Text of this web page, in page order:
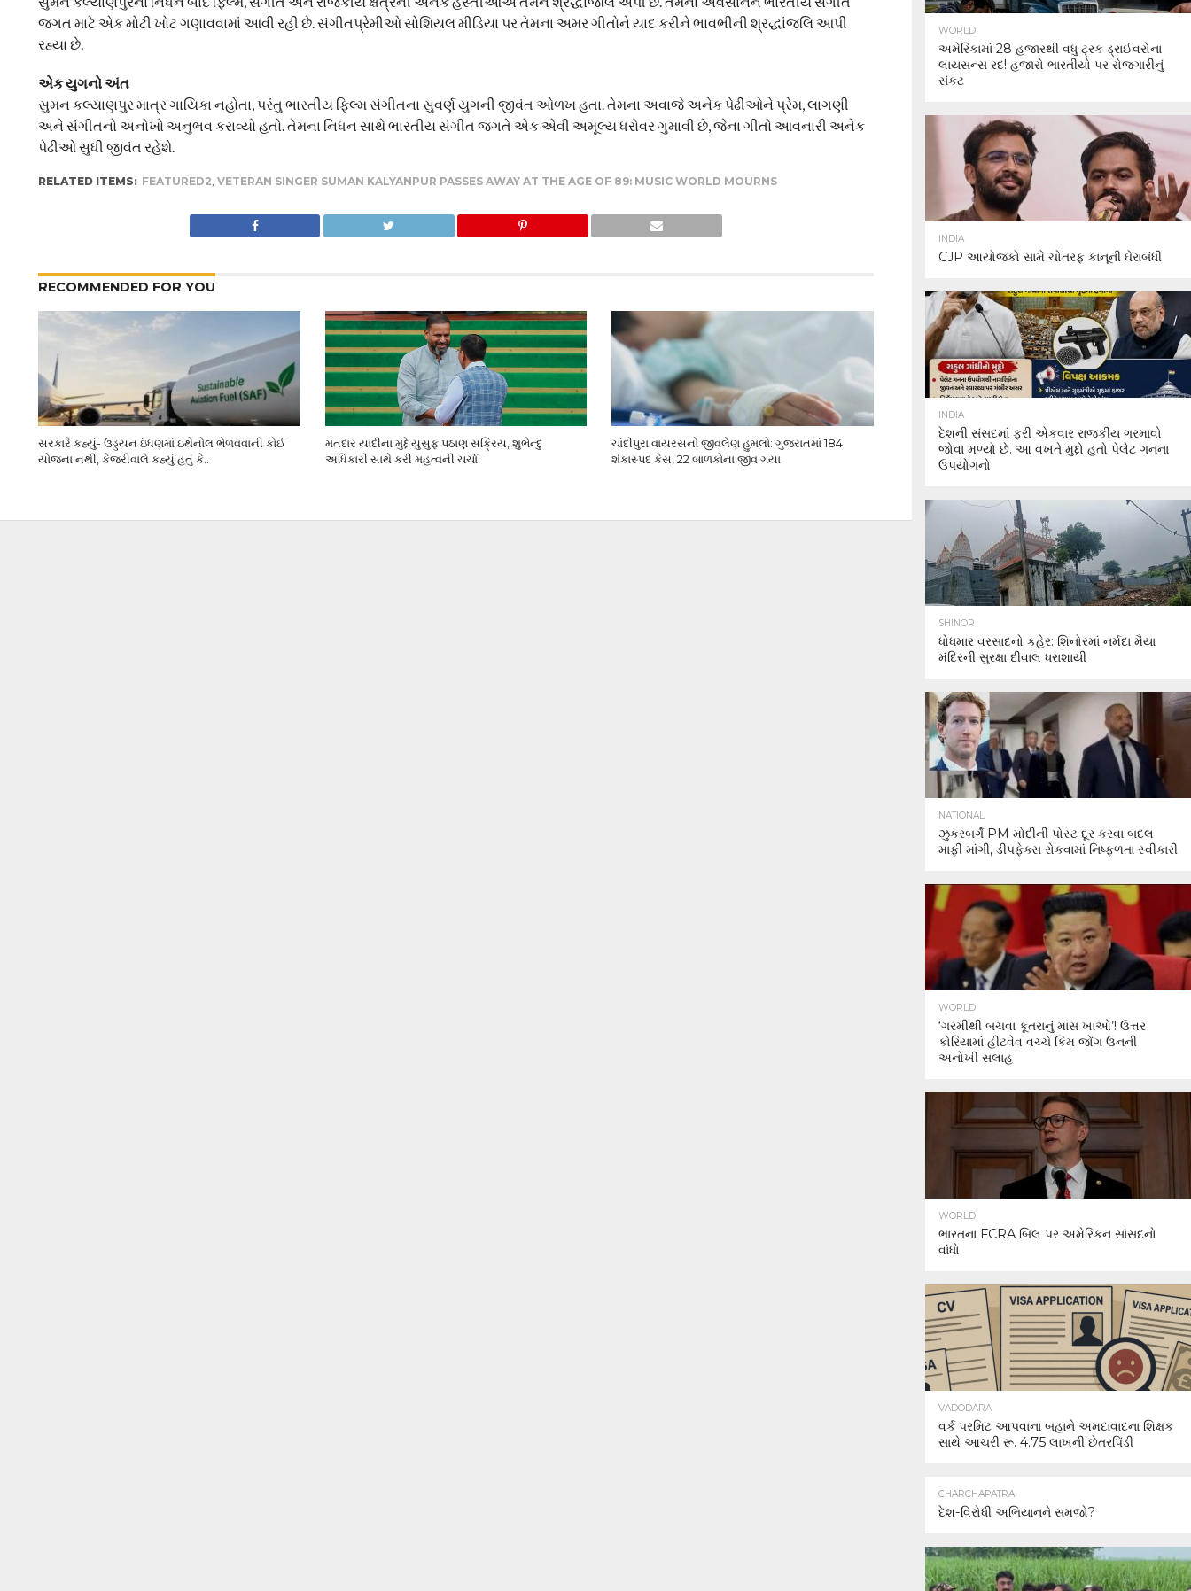
જગત માટે એક મોટી ખોટ ગણાવવામાં આવી રહી છે. સંગીતપ્રેમીઓ સોશિયલ મીડિયા પર તેમના અમર ગીતોને યાદ કરીને ભાવભીની શ્રદ્ધાંજલિ આપી
રહ્યા છે.
એક યુગનો અંત
સુમન કલ્યાણપુર માત્ર ગાયિકા નહોતા, પરંતુ ભારતીય ફિલ્મ સંગીતના સુવર્ણ યુગની જીવંત ઓળખ હતા. તેમના અવાજે અનેક પેઢીઓને પ્રેમ, લાગણી
અને સંગીતનો અનોખો અનુભવ કરાવ્યો હતો. તેમના નિધન સાથે ભારતીય સંગીત જગતે એક એવી અમૂલ્ય ધરોવર ગુમાવી છે, જેના ગીતો આવનારી અનેક
પેઢીઓ સુધી જીવંત રહેશે.
RELATED ITEMS: FEATURED2, VETERAN SINGER SUMAN KALYANPUR PASSES AWAY AT THE AGE OF 89: MUSIC WORLD MOURNS
RECOMMENDED FOR YOU
સરકારે કહ્યું- ઉડ્ડયન ઇંધણમાં ઇથેનોલ ભેળવવાની કોઈ
યોજના નથી, કેજરીવાલે કહ્યું હતું કે..
મતદાર યાદીના મુદ્દે યુસુફ પઠાણ સક્રિય, શુભેન્દુ
અધિકારી સાથે કરી મહત્વની ચર્ચા
ચાંદીપુરા વાયરસનો જીવલેણ હુમલો: ગુજરાતમાં 184
શંકાસ્પદ કેસ, 22 બાળકોના જીવ ગયા
WORLD
અમેરિકામાં 28 હજારથી વધુ ટ્રક ડ્રાઈવરોના
લાયસન્સ રદ! હજારો ભારતીયો પર રોજગારીનું
સંકટ
INDIA
CJP આયોજકો સામે ચોતરફ કાનૂની ઘેરાબંધી
INDIA
દેશની સંસદમાં ફરી એકવાર રાજકીય ગરમાવો
જોવા મળ્યો છે. આ વખતે મુદ્દો હતો પેલેટ ગનના
ઉપયોગનો
SHINOR
ધોધમાર વરસાદનો કહેર: શિનોરમાં નર્મદા મૈયા
મંદિરની સુરક્ષા દીવાલ ધરાશાયી
NATIONAL
ઝુકરબર્ગે PM મોદીની પોસ્ટ દૂર કરવા બદલ
માફી માંગી, ડીપફેક્સ રોકવામાં નિષ્ફળતા સ્વીકારી
WORLD
‘ગરમીથી બચવા કૂતરાનું માંસ ખાઓ’! ઉત્તર
કોરિયામાં હીટવેવ વચ્ચે કિમ જોંગ ઉનની
અનોખી સલાહ
WORLD
ભારતના FCRA બિલ પર અમેરિકન સાંસદનો
વાંધો
VADODARA
વર્ક પરમિટ આપવાના બહાને અમદાવાદના શિક્ષક
સાથે આચરી રૂ. 4.75 લાખની છેતરપિંડી
CHARCHAPATRA
દેશ-વિરોધી અભિયાનને સમજો?